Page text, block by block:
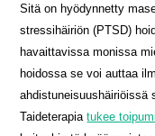
Sitä on hyödynnetty
stressihäiriön (PTSD)
havaittavissa monissa
hoidossa se voi auttaa
ahdistuneisuushäiriöissä
Taideterapiatukee